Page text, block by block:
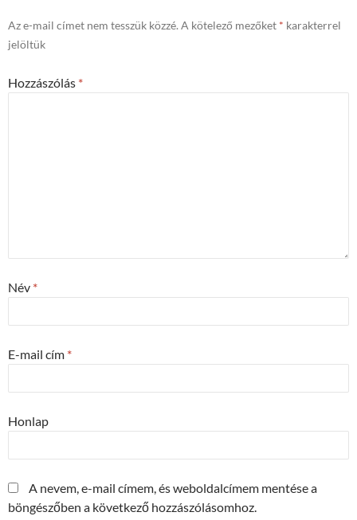
Az e-mail címet nem tesszük közzé. A kötelező mezőket * karakterrel
jelöltük
Hozzászólás *
Név *
E-mail cím *
Honlap
A nevem, e-mail címem, és weboldalcímem mentése a
böngészőben a következő hozzászólásomhoz.